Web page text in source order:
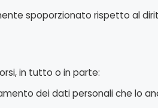
spoporzionato rispetto al
in tutto o in parte:
dei dati personali che lo